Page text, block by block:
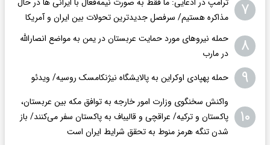
۷
مذاکره هستیم/ سرفصل جدیدترین تحولات بین ایران و آمریکا
۸
حمله نیروهای مورد حمایت عربستان در یمن به مواضع انصارالله
در مارب
۹ حمله پهپادی اوکراین به پالایشگاه نیژنکامسک روسیه/ ویدئو
۱۰
واکنش سخنگوی وزارت امور خارجه به توافق مکه بین عربستان،
پاکستان و ترکیه/ عراقچی و قالیباف به پاکستان سفر می‌کنند/ باز
شدن تنگه هرمز منوط به تحقق شرایط ایران است